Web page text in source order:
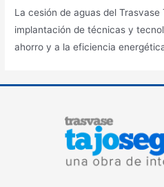
La cesión de aguas del
implantación de técnicas y
ahorro y a la eficiencia